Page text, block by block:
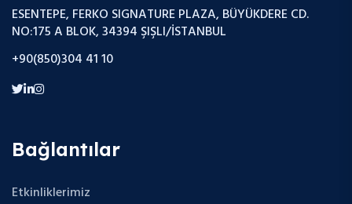
ESENTEPE, FERKO SIGNATURE PLAZA, BÜYÜKDERE CD.
NO:175 A BLOK, 34394 ŞIŞLI/İSTANBUL
+90(850)304 41 10
Bağlantılar
Etkinliklerimiz